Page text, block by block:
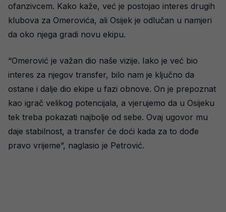
ofanzivcem. Kako kaže, već je postojao interes drugih
klubova za Omerovića, ali Osijek je odlučan u namjeri
da oko njega gradi novu ekipu.
“Omerović je važan dio naše vizije. Iako je već bio
interes za njegov transfer, bilo nam je ključno da
ostane i dalje dio ekipe u fazi obnove. On je prepoznat
kao igrač velikog potencijala, a vjerujemo da u Osijeku
tek treba pokazati najbolje od sebe. Ovaj ugovor mu
daje stabilnost, a transfer će doći kada za to dođe
pravo vrijeme”, naglasio je Petrović.